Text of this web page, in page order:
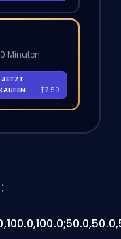
Minuten
JETZT
-
$7.50